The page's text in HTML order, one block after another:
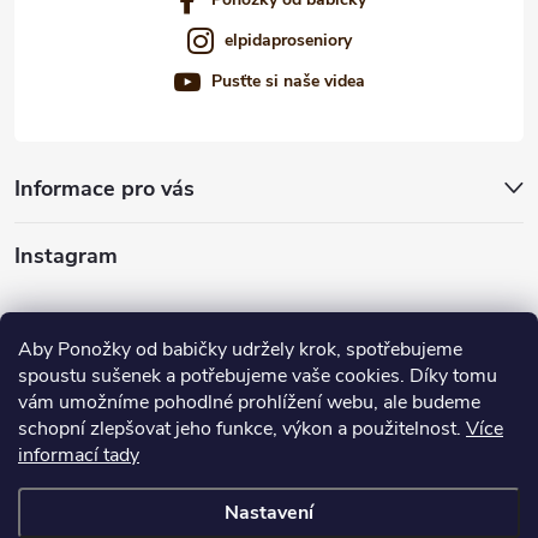
Aby Ponožky od babičky udržely krok, spotřebujeme
spoustu sušenek a potřebujeme vaše cookies. Díky tomu
vám umožníme pohodlné prohlížení webu, ale budeme
schopní zlepšovat jeho funkce, výkon a použitelnost. Více
informací tady
Nastavení
elpidaproseniory
Pusťte si naše videa
Informace pro vás
Instagram
Nabízíme vám